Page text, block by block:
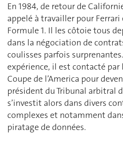
En 1984, de retour de
appelé à travailler pour
Formule 1. Il les côtoie tous
dans la négociation de
coulisses parfois
expérience, il est contacté par
Coupe de l’America pour
président du Tribunal arbitral
s’investit alors dans divers
complexes et notamment
piratage de données.